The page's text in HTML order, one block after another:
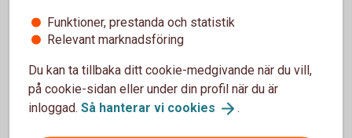
fler samarbeten – utan att för den skull tappa fokus
och kvalitet.
Häng med
Det mesta förändras hela tiden så det gäller att ha koll
på kunder, konkurrenter, sociala medier, nya
Funktioner, prestanda och statistik
Relevant marknadsföring
Du kan ta tillbaka ditt cookie-medgivande när du vill,
på cookie-sidan eller under din profil när du är
inloggad. Så hanterar vi cookies .